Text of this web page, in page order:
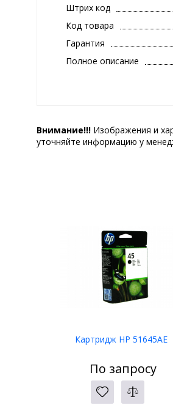
Штрих код
Код товара
Гарантия
Полное описание
Внимание!!! Изображения и
уточняйте информацию у
Картридж HP 51645AE
По запросу